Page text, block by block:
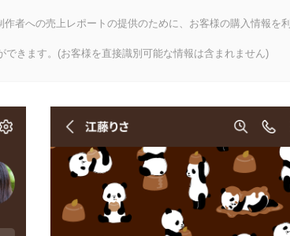
者への売上レポートの提供のために、お客様の購入情報を利
きます。(お客様を直接識別可能な情報は含まれません)